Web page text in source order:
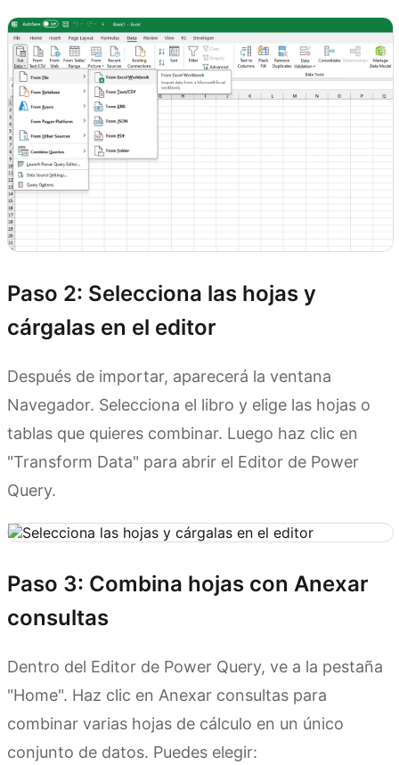
Paso 2: Selecciona las hojas y
cárgalas en el editor
Después de importar, aparecerá la ventana
Navegador. Selecciona el libro y elige las hojas o
tablas que quieres combinar. Luego haz clic en
"Transform Data" para abrir el Editor de Power
Query.
Paso 3: Combina hojas con Anexar
consultas
Dentro del Editor de Power Query, ve a la pestaña
"Home". Haz clic en Anexar consultas para
combinar varias hojas de cálculo en un único
conjunto de datos. Puedes elegir: